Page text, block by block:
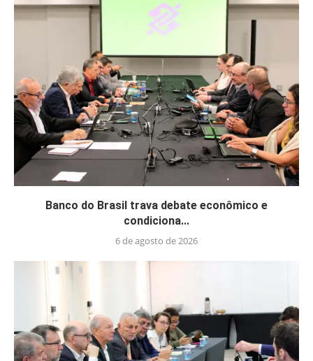
Banco do Brasil trava debate econômico e
condiciona...
6 de agosto de 2026